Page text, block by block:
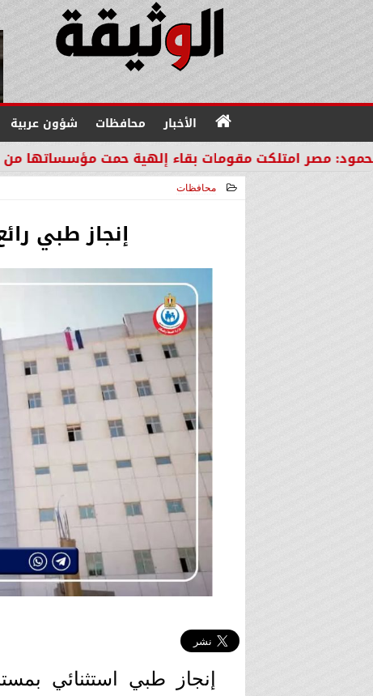
الأخبار محافظات شؤون عربية
مقومات بقاء إلهية حمت مؤسساتها من مصير دول
محافظات
إنجاز طبي
إنجاز طبي استثنائي